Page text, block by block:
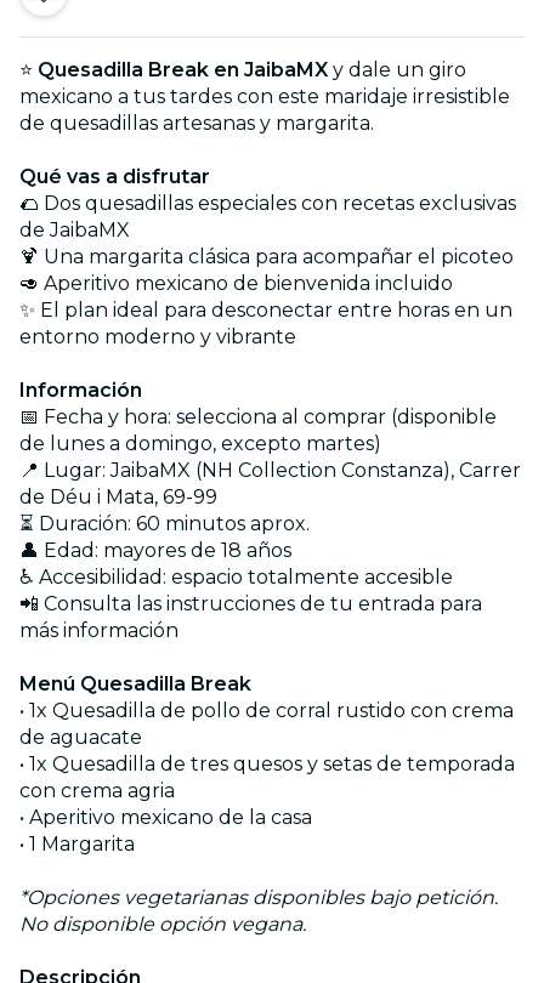
⭐ Quesadilla Break en JaibaMX y dale un giro
mexicano a tus tardes con este maridaje irresistible
de quesadillas artesanas y margarita.
Qué vas a disfrutar
🌮 Dos quesadillas especiales con recetas exclusivas
de JaibaMX
🍹 Una margarita clásica para acompañar el picoteo
🥑 Aperitivo mexicano de bienvenida incluido
✨ El plan ideal para desconectar entre horas en un
entorno moderno y vibrante
Información
📅 Fecha y hora: selecciona al comprar (disponible
de lunes a domingo, excepto martes)
📍 Lugar: JaibaMX (NH Collection Constanza), Carrer
de Déu i Mata, 69-99
⏳ Duración: 60 minutos aprox.
👤 Edad: mayores de 18 años
♿ Accesibilidad: espacio totalmente accesible
📲 Consulta las instrucciones de tu entrada para
más información
Menú Quesadilla Break
• 1x Quesadilla de pollo de corral rustido con crema
de aguacate
• 1x Quesadilla de tres quesos y setas de temporada
con crema agria
• Aperitivo mexicano de la casa
• 1 Margarita
*Opciones vegetarianas disponibles bajo petición.
No disponible opción vegana.
Descripción